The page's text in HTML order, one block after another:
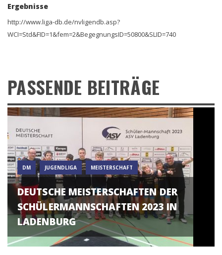
Ergebnisse
http://www.liga-db.de/nvligendb.asp?
WCI=Std&FID=1&fem=2&BegegnungsID=50800&SLID=740
PASSENDE BEITRÄGE
DM JUGENDLIGA MEISTERSCHAFT
DEUTSCHE MEISTERSCHAFTEN DER
SCHÜLERMANNSCHAFTEN 2023 IN
LADENBURG